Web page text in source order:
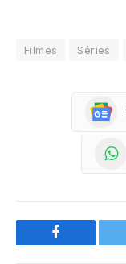
Filmes Séries
Facebook